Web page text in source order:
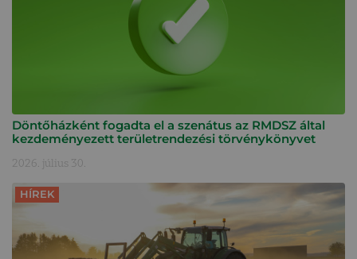
Döntőházként fogadta el a szenátus az RMDSZ által
kezdeményezett területrendezési törvénykönyvet
2026. július 30.
HÍREK